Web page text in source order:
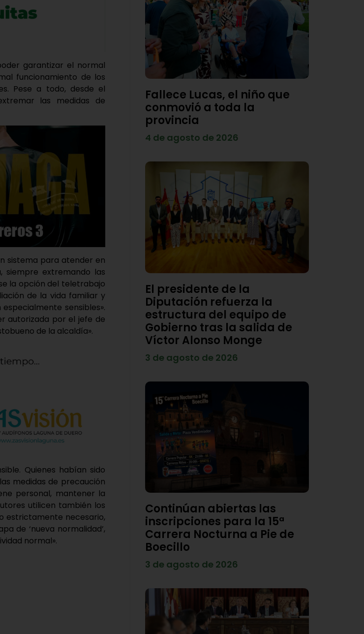
garantizar el normal
funcionamiento de los
Pese a todo, desde el
las medidas de
sistema para atender en
siempre extremando las
la opción del teletrabajo
de la vida familiar y
sensibles».
autorizada por el jefe de
de la alcaldía».
Quienes habían sido
medidas de precaución
personal, mantener la
utilicen también los
estrictamente necesario,
de ‘nueva normalidad’,
normal».
Fallece Lucas, el niño que
conmovió a toda la
provincia
4 de agosto de 2026
El presidente de la
Diputación refuerza la
estructura del equipo de
Gobierno tras la salida de
Víctor Alonso Monge
3 de agosto de 2026
Continúan abiertas las
inscripciones para la 15ª
Carrera Nocturna a Pie de
Boecillo
3 de agosto de 2026